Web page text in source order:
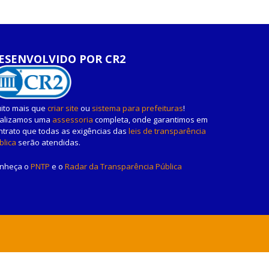
POR CR2
mais que criar site ou sistema para prefeituras!
uma assessoria completa, onde garantimos em
que todas as exigências das leis de transparência
serão atendidas.
o PNTP e o Radar da Transparência Pública